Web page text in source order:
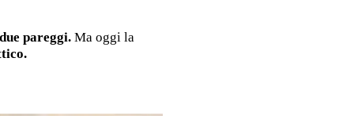
pareggi. Ma oggi la